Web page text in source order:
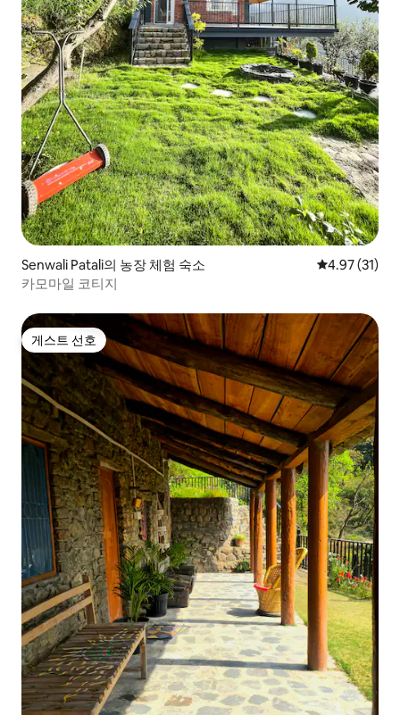
Senwali Patali의 농장 체험 숙소 평점 4.97점
4.97 (31)
카모마일 코티지
게스트 선호
게스트 선호